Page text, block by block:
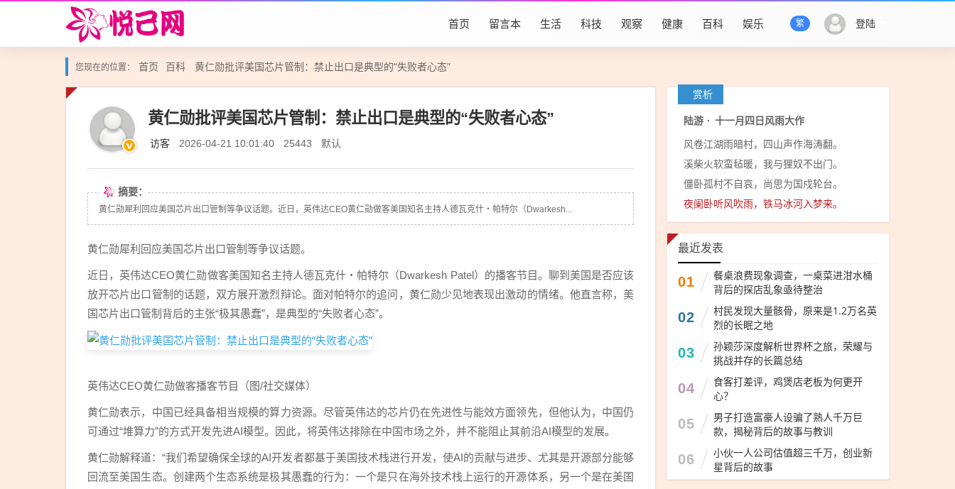
登陆
繁
首页 留言本 生活 科技 观察 健康 百科 娱乐
您现在的位置： 首页 百科 黄仁勋批评美国芯片管制：禁止出口是典型的“失败者心态”
黄仁勋批评美国芯片管制：禁止出口是典型的“失败者心态”
访客 2026-04-21 10:01:40 25443 默认
摘要：
黄仁勋犀利回应美国芯片出口管制等争议话题。近日，英伟达CEO黄仁勋做客美国知名主持人德瓦克什・帕特尔（Dwarkesh...
黄仁勋犀利回应美国芯片出口管制等争议话题。
近日，英伟达CEO黄仁勋做客美国知名主持人德瓦克什・帕特尔（Dwarkesh Patel）的播客节目。聊到美国是否应该
放开芯片出口管制的话题，双方展开激烈辩论。面对帕特尔的追问，黄仁勋少见地表现出激动的情绪。他直言称，美
国芯片出口管制背后的主张“极其愚蠢”，是典型的“失败者心态”。
英伟达CEO黄仁勋做客播客节目（图/社交媒体）
黄仁勋表示，中国已经具备相当规模的算力资源。尽管英伟达的芯片仍在先进性与能效方面领先，但他认为，中国仍
可通过“堆算力”的方式开发先进AI模型。因此，将英伟达排除在中国市场之外，并不能阻止其前沿AI模型的发展。
黄仁勋解释道：“我们希望确保全球的AI开发者都基于美国技术栈进行开发，使AI的贡献与进步、尤其是开源部分能够
回流至美国生态。创建两个生态系统是极其愚蠢的行为：一个是只在海外技术栈上运行的开源体系，另一个是在美国
赏析
陆游 · 十一月四日风雨大作
风卷江湖雨暗村，四山声作海涛翻。
溪柴火软蛮毡暖，我与狸奴不出门。
僵卧孤村不自哀，尚思为国戍轮台。
夜阑卧听风吹雨，铁马冰河入梦来。
最近发表
01
餐桌浪费现象调查，一桌菜进泔水桶
背后的探店乱象亟待整治
02
村民发现大量骸骨，原来是1.2万名英
烈的长眠之地
03
孙颖莎深度解析世界杯之旅，荣耀与
挑战并存的长篇总结
04
食客打差评，鸡煲店老板为何更开
心？
05
男子打造富豪人设骗了熟人千万巨
款，揭秘背后的故事与教训
06
小伙一人公司估值超三千万，创业新
星背后的故事